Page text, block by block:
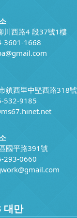
川西路4 段37號1樓
3601-1668
鎮西里中堅西路318號
532-9185
國平路391號
293-0660
만